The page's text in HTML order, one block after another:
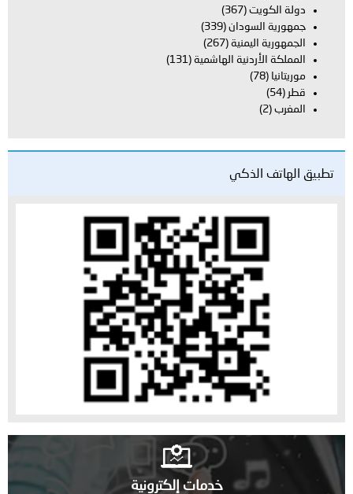
دولة الكويت (367)
جمهورية السودان (339)
الجمهورية اليمنية (267)
المملكة الأردنية الهاشمية (131)
موريتانيا (78)
قطر (54)
المغرب (2)
تطبيق الهاتف الذكي
خدمات إلكترونية